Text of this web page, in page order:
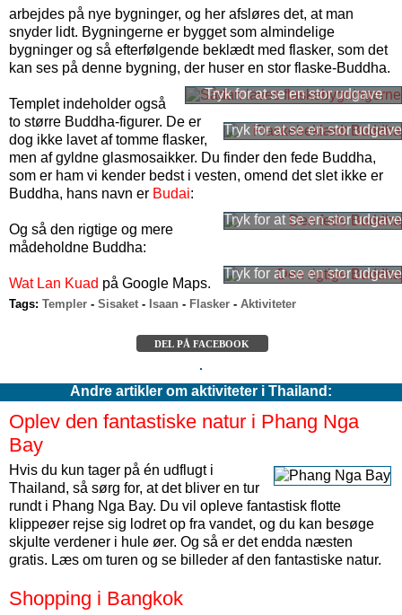
arbejdes på nye bygninger, og her afsløres det, at man
snyder lidt. Bygningerne er bygget som almindelige
bygninger og så efterfølgende beklædt med flasker, som det
kan ses på denne bygning, der huser en stor flaske-Buddha.
Templet indeholder også
to større Buddha-figurer. De er
dog ikke lavet af tomme flasker,
men af gyldne glasmosaikker. Du finder den fede Buddha,
som er ham vi kender bedst i vesten, omend det slet ikke er
Buddha, hans navn er Budai:
Og så den rigtige og mere
mådeholdne Buddha:
Wat Lan Kuad på Google Maps.
Tags: Templer - Sisaket - Isaan - Flasker - Aktiviteter
DEL PÅ FACEBOOK
Andre artikler om aktiviteter i Thailand:
Oplev den fantastiske natur i Phang Nga
Bay
Hvis du kun tager på én udflugt i
Thailand, så sørg for, at det bliver en tur
rundt i Phang Nga Bay. Du vil opleve fantastisk flotte
klippeøer rejse sig lodret op fra vandet, og du kan besøge
skjulte verdener i hule øer. Og så er det endda næsten
gratis. Læs om turen og se billeder af den fantastiske natur.
Shopping i Bangkok